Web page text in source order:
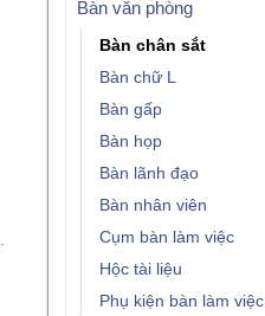
Bàn văn phòng
Bàn chân sắt
Bàn chữ L
Bàn gấp
Bàn họp
Bàn lãnh đạo
Bàn nhân viên
Cụm bàn làm việc
Hộc tài liệu
Phụ kiện bàn làm việc